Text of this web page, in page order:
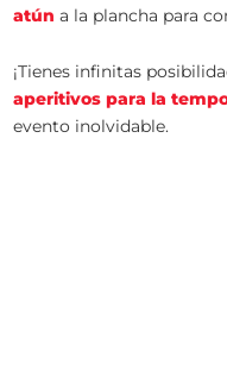
atún a la plancha para
¡Tienes infinitas
aperitivos para la
evento inolvidable.